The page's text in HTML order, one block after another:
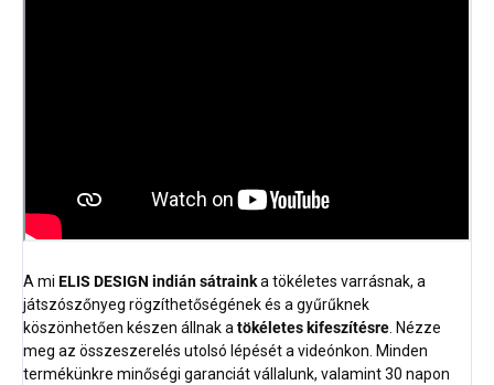
A mi ELIS DESIGN indián sátrainka tökéletes varrásnak, a
játszószőnyeg rögzíthetőségének és a gyűrűknek
köszönhetően készen állnak atökéletes kifeszítésre. Nézze
meg az összeszerelés utolsó lépését a videónkon. Minden
termékünkre minőségi garanciát vállalunk, valamint 30 napon